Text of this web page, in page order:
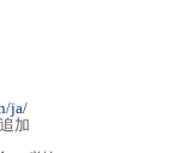
ja/
加